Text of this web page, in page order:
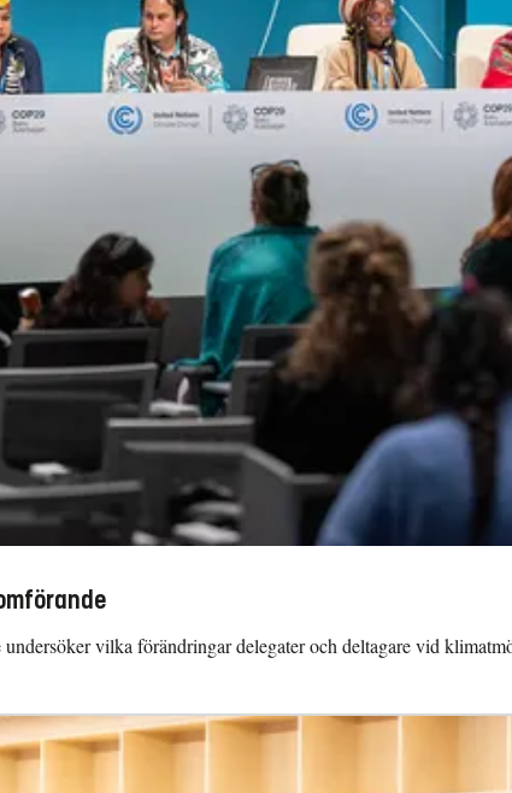
vilka förändringar delegater och deltagare vid